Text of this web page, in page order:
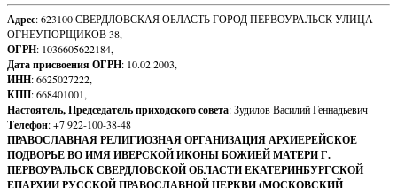
Адрес: 623100 СВЕРДЛОВСКАЯ ОБЛАСТЬ ГОРОД ПЕРВОУРАЛЬСК УЛИЦА
ОГНЕУПОРЩИКОВ 38,
ОГРН: 1036605622184,
Дата присвоения ОГРН: 10.02.2003,
ИНН: 6625027222,
КПП: 668401001,
Настоятель, Председатель приходского совета: Зудилов Василий Геннадьевич
Телефон: +7 922-100-38-48
ПРАВОСЛАВНАЯ РЕЛИГИОЗНАЯ ОРГАНИЗАЦИЯ АРХИЕРЕЙСКОЕ
ПОДВОРЬЕ ВО ИМЯ ИВЕРСКОЙ ИКОНЫ БОЖИЕЙ МАТЕРИ Г.
ПЕРВОУРАЛЬСК СВЕРДЛОВСКОЙ ОБЛАСТИ ЕКАТЕРИНБУРГСКОЙ
ЕПАРХИИ РУССКОЙ ПРАВОСЛАВНОЙ ЦЕРКВИ (МОСКОВСКИЙ